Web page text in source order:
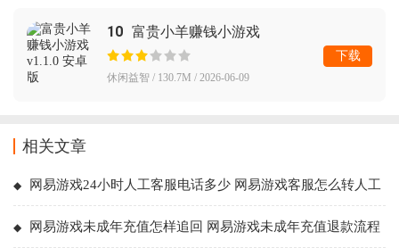
10 富贵小羊赚钱小游戏
休闲益智 / 130.7M / 2026-06-09
下载
相关文章
网易游戏24小时人工客服电话多少 网易游戏客服怎么转人工
网易游戏未成年充值怎样追回 网易游戏未成年充值退款流程